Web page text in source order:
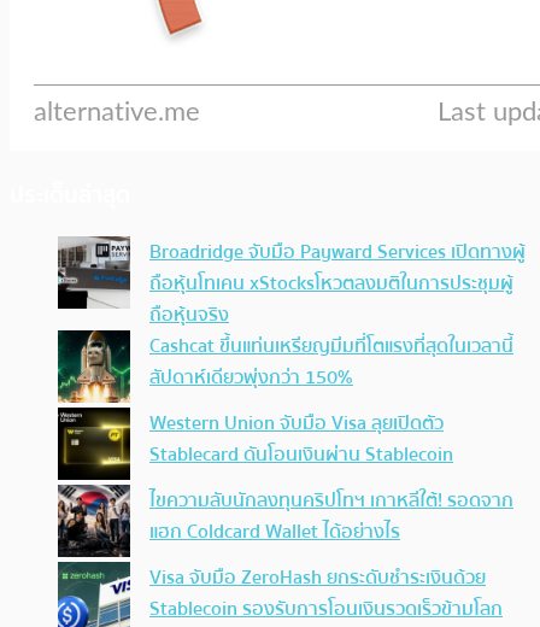
Broadridge จับมือ Payward Services เปิดทางผู้
ถือหุ้นโทเคน xStocksโหวตลงมติในการประชุมผู้
ถือหุ้นจริง
Cashcat ขึ้นแท่นเหรียญมีมที่โตแรงที่สุดในเวลานี้
สัปดาห์เดียวพุ่งกว่า 150%
Western Union จับมือ Visa ลุยเปิดตัว
Stablecard ดันโอนเงินผ่าน Stablecoin
ไขความลับนักลงทุนคริปโทฯ เกาหลีใต้! รอดจาก
แฮก Coldcard Wallet ได้อย่างไร
Visa จับมือ ZeroHash ยกระดับชำระเงินด้วย
Stablecoin รองรับการโอนเงินรวดเร็วข้ามโลก